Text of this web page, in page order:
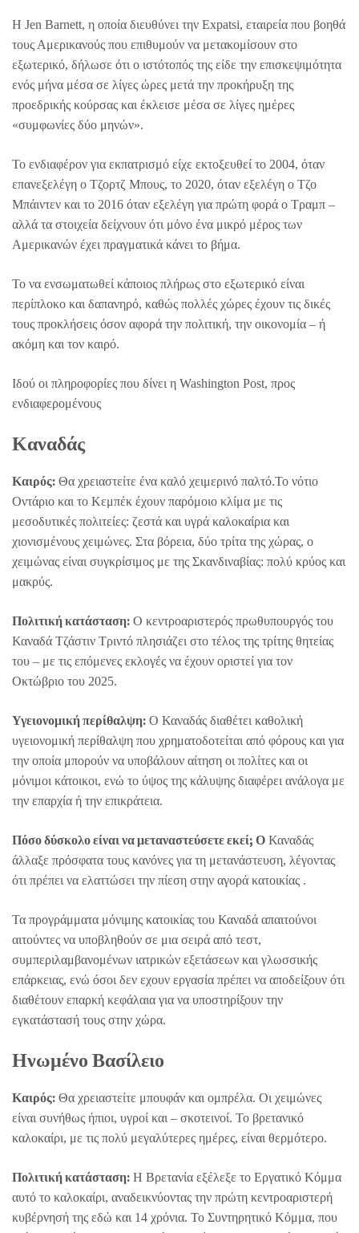
Η Jen Barnett, η οποία διευθύνει την Expatsi, εταιρεία που βοηθά
τους Αμερικανούς που επιθυμούν να μετακομίσουν στο
εξωτερικό, δήλωσε ότι ο ιστότοπός της είδε την επισκεψιμότητα
ενός μήνα μέσα σε λίγες ώρες μετά την προκήρυξη της
προεδρικής κούρσας και έκλεισε μέσα σε λίγες ημέρες
«συμφωνίες δύο μηνών».
To ενδιαφέρον για εκπατρισμό είχε εκτοξευθεί το 2004, όταν
επανεξελέγη ο Τζορτζ Μπους, το 2020, όταν εξελέγη ο Τζο
Μπάιντεν και το 2016 όταν εξελέγη για πρώτη φορά ο Τραμπ –
αλλά τα στοιχεία δείχνουν ότι μόνο ένα μικρό μέρος των
Αμερικανών έχει πραγματικά κάνει το βήμα.
Το να ενσωματωθεί κάποιος πλήρως στο εξωτερικό είναι
περίπλοκο και δαπανηρό, καθώς πολλές χώρες έχουν τις δικές
τους προκλήσεις όσον αφορά την πολιτική, την οικονομία – ή
ακόμη και τον καιρό.
Ιδού οι πληροφορίες που δίνει η Washington Post, προς
ενδιαφερομένους
Καναδάς
Καιρός: Θα χρειαστείτε ένα καλό χειμερινό παλτό.Το νότιο
Οντάριο και το Κεμπέκ έχουν παρόμοιο κλίμα με τις
μεσοδυτικές πολιτείες: ζεστά και υγρά καλοκαίρια και
χιονισμένους χειμώνες. Στα βόρεια, δύο τρίτα της χώρας, ο
χειμώνας είναι συγκρίσιμος με της Σκανδιναβίας: πολύ κρύος και
μακρύς.
Πολιτική κατάσταση: Ο κεντροαριστερός πρωθυπουργός του
Καναδά Τζάστιν Τριντό πλησιάζει στο τέλος της τρίτης θητείας
του – με τις επόμενες εκλογές να έχουν οριστεί για τον
Οκτώβριο του 2025.
Υγειονομική περίθαλψη: Ο Καναδάς διαθέτει καθολική
υγειονομική περίθαλψη που χρηματοδοτείται από φόρους και για
την οποία μπορούν να υποβάλουν αίτηση οι πολίτες και οι
μόνιμοι κάτοικοι, ενώ το ύψος της κάλυψης διαφέρει ανάλογα με
την επαρχία ή την επικράτεια.
Πόσο δύσκολο είναι να μεταναστεύσετε εκεί; Ο Καναδάς
άλλαξε πρόσφατα τους κανόνες για τη μετανάστευση, λέγοντας
ότι πρέπει να ελαττώσει την πίεση στην αγορά κατοικίας .
Τα προγράμματα μόνιμης κατοικίας του Καναδά απαιτούνοι
αιτούντες να υποβληθούν σε μια σειρά από τεστ,
συμπεριλαμβανομένων ιατρικών εξετάσεων και γλωσσικής
επάρκειας, ενώ όσοι δεν εχουν εργασία πρέπει να αποδείξουν ότι
διαθέτουν επαρκή κεφάλαια για να υποστηρίξουν την
εγκατάστασή τους στην χώρα.
Ηνωμένο Βασίλειο
Καιρός: Θα χρειαστείτε μπουφάν και ομπρέλα. Οι χειμώνες
είναι συνήθως ήπιοι, υγροί και – σκοτεινοί. Το βρετανικό
καλοκαίρι, με τις πολύ μεγαλύτερες ημέρες, είναι θερμότερο.
Πολιτική κατάσταση: Η Βρετανία εξέλεξε το Εργατικό Κόμμα
αυτό το καλοκαίρι, αναδεικνύοντας την πρώτη κεντροαριστερή
κυβέρνησή της εδώ και 14 χρόνια. Το Συντηρητικό Κόμμα, που